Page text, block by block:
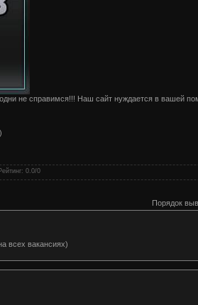
не справимся!!! Наш сайт нуждается в вашей
: 0.0/0
Порядок
всех вакансиях)